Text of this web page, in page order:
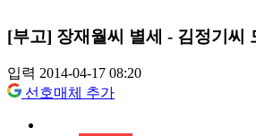
[부고] 장재월씨 별세 - 김정기씨
입력 2014-04-17 08:20
선호매체 추가